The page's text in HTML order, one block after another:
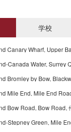
学校
Canary Wharf, Upper
Mile End, Mile End
Bow Road, Bow Road,
Stepney Green, Mile